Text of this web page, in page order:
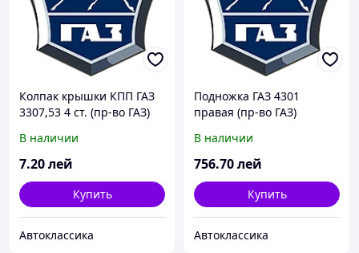
Колпак крышки КПП ГАЗ
3307,53 4 ст. (пр-во ГАЗ)
В наличии
7.20лей
Купить
Автоклассика
Подножка ГАЗ 4301
правая (пр-во ГАЗ)
В наличии
756.70лей
Купить
Автоклассика